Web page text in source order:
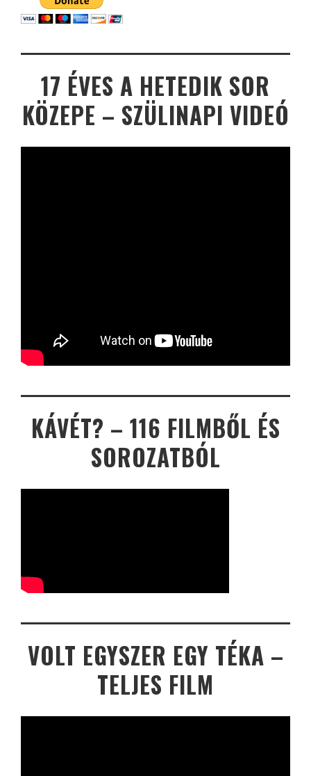
17 ÉVES A HETEDIK SOR
KÖZEPE – SZÜLINAPI VIDEÓ
KÁVÉT? – 116 FILMBŐL ÉS
SOROZATBÓL
VOLT EGYSZER EGY TÉKA –
TELJES FILM